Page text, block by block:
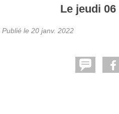
Le jeudi 06
Publié le 20 janv. 2022